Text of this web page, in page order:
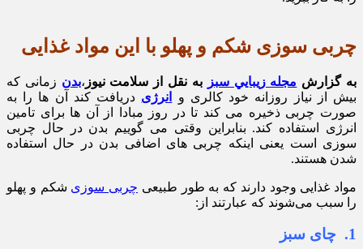
چربی سوزی شکم و پهلو با این مواد غذایی
به گزارش مجله زيبايي سبز به نقل از سلامت نیوز ،بدن زمانی که
بیش از نیاز روزانه خود کالری و
انرژی دریافت کند آن ها را به
صورت چربی ذخیره می کند تا در روز مبادا از آن ها برای تامین
انرژی استفاده کند. بنابراین وقتی می گوییم بدن در حال چربی
سوزی است یعنی اینکه چربی های اضافی بدن در حال استفاده
شدن هستند.
مواد غذایی وجود دارند که به طور طبیعی چربی سوزی شکم و پهلو
را سبب می‌شوند که عبارتند از:
1. چای سبز